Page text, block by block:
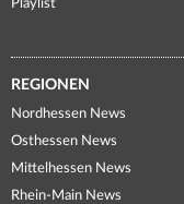
Playlist
REGIONEN
Nordhessen News
Osthessen News
Mittelhessen News
Rhein-Main News